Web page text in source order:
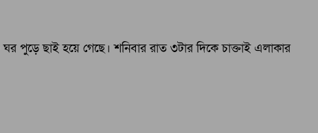
ছাই হয়ে গেছে। শনিবার রাত ৩টার দিকে চাক্তাই এলাকার